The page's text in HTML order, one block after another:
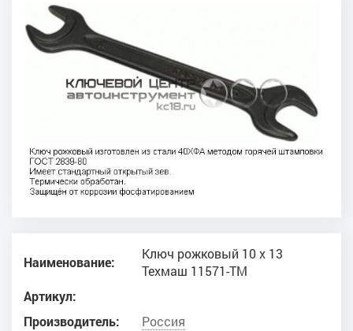
Наименование:
Ключ рожковый 10 х 13
Техмаш 11571-ТМ
Артикул:
Производитель:
Россия